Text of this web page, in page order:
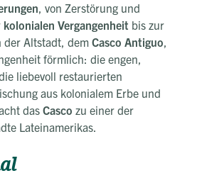
, von Zerstörung und
kolonialen Vergangenheit bis zur
der Altstadt, dem Casco Antiguo,
förmlich: die engen,
liebevoll restaurierten
aus kolonialem Erbe und
das Casco zu einer der
Lateinamerikas.